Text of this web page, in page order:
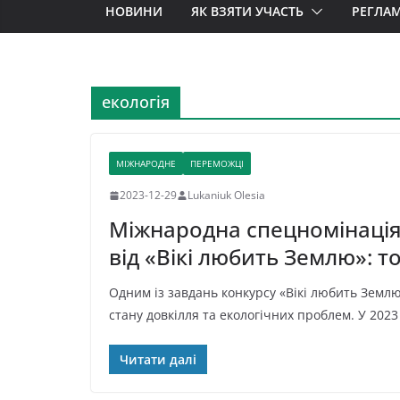
НОВИНИ ЯК ВЗЯТИ УЧАСТЬ
екологія
МІЖНАРОДНЕ ПЕРЕМОЖЦІ
2023-12-29 Lukaniuk Olesia
Міжнародна
від «Вікі любить Землю»:
Одним із завдань конкурсу «Вікі любить
стану довкілля та екологічних проблем. У 2023
Читати далі